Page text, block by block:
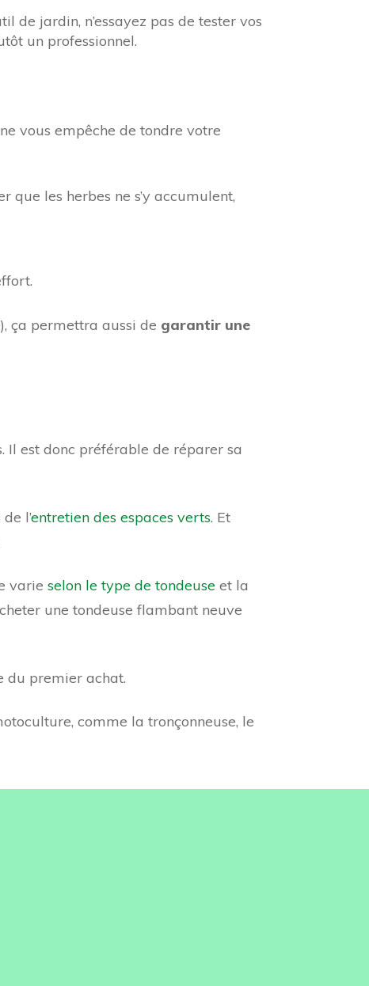
de jardin, n’essayez pas de tester vos
un professionnel.
vous empêche de tondre votre
les herbes ne s’y accumulent,
ça permettra aussi de garantir une
Il est donc préférable de réparer sa
l’entretien des espaces verts. Et
varie selon le type de tondeuse et la
une tondeuse flambant neuve
du premier achat.
comme la tronçonneuse, le